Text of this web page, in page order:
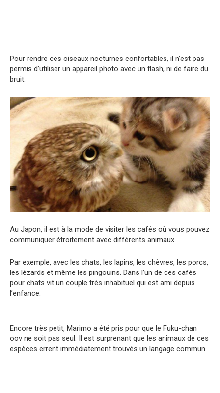
Pour rendre ces oiseaux nocturnes confortables, il n’est pas
permis d’utiliser un appareil photo avec un flash, ni de faire du
bruit.
Au Japon, il est à la mode de visiter les cafés où vous pouvez
communiquer étroitement avec différents animaux.
Par exemple, avec les chats, les lapins, les chèvres, les porcs,
les lézards et même les pingouins. Dans l’un de ces cafés
pour chats vit un couple très inhabituel qui est ami depuis
l’enfance.
Encore très petit, Marimo a été pris pour que le Fuku-chan
oov ne soit pas seul. Il est surprenant que les animaux de ces
espèces errent immédiatement trouvés un langage commun.